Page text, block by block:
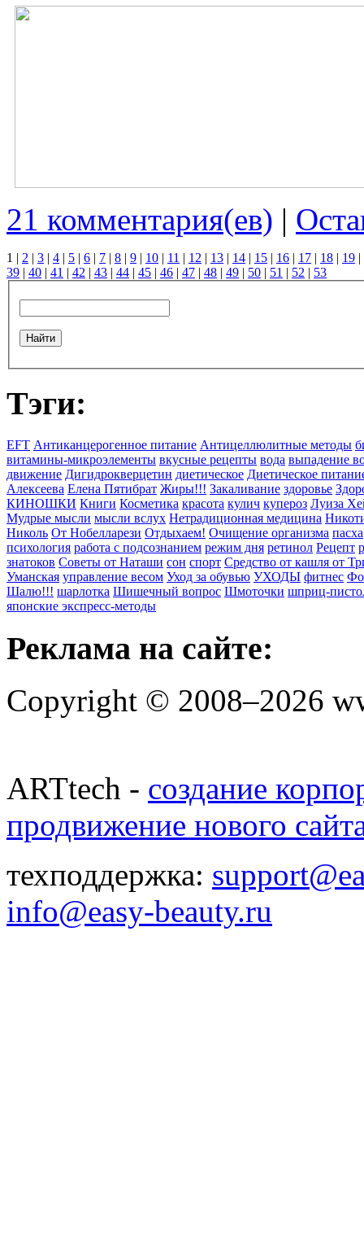
21 комментария(ев) |
1 | 2 | 3 | 4 | 5 | 6 | 7 | 8 | 9 | 10 | 11 | 12 | 13 | 14 | 15 | 16 | 17 | 18 | 19 |
39 | 40 | 41 | 42 | 43 | 44 | 45 | 46 | 47 | 48 | 49 | 50 | 51 | 52 | 53
Тэги:
EFT Антиканцерогенное питание Антицеллюлитные методы
витамины-микроэлементы вкусные рецепты вода выпадение
движение Дигидрокверцетин диетическое Диетическое
Алексеева Елена Пятибрат Жиры!!! Закаливание здоровье
КИНОШКИ Книги Косметика красота кулич купероз Луиза
Мудрые мысли мысли вслух Нетрадиционная медицина
Николь От Нобелларези Отдыхаем! Очищение организма пасха
психология работа с подсознанием режим дня ретинол Рецепт
знатоков Советы от Наташи сон спорт Средство от кашля от
Уманская управление весом Уход за обувью УХОДЫ фитнес
Шалю!!! шарлотка Шишечный вопрос Шмоточки шприц-
японские экспресс-методы
Реклама на сайте:
Copyright © 2008–2026
ARTtech - создание
продвижение нового
техподдержка:
info@easy-beauty.ru